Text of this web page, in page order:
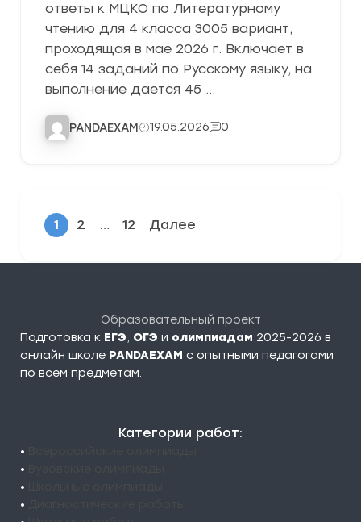
ответы к МЦКО по Литературному
чтению для 4 класса 3005 вариант,
проходящая в мае 2026 г. Включает в
себя 14 заданий по Русскому языку, на
выполнение дается 45 …
PANDAEXAM 19.05.2026 0
1 2 … 12 Далее
Образовательный проект
Подготовка к ЕГЭ, ОГЭ и олимпиадам 2025-2026 в
онлайн школе PANDAEXAM c опытными педагогами
по всем предметам.
Категории работ:
•
•
•
•